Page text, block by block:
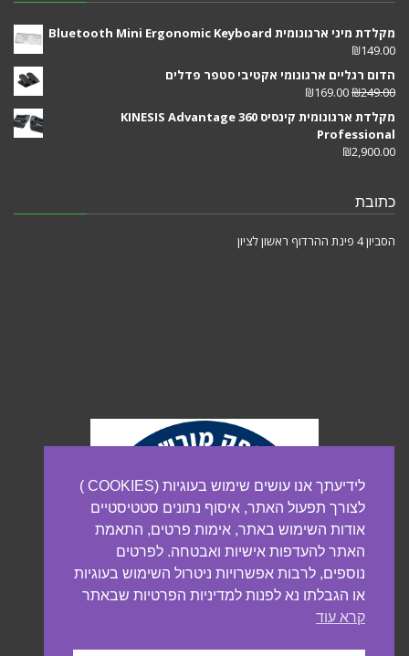
מקלדת מיני ארגונומית Bluetooth Mini Ergonomic Keyboard
₪149.00
הדום רגליים ארגונומי אקטיבי סטפר פדלים
₪249.00
₪169.00
מקלדת ארגונומית קינסיס KINESIS Advantage 360
Professional
₪2,900.00
כתובת
הסביון 4 פינת ההרדוף ראשון לציון
לידיעתך אנו עושים שימוש בעוגיות (COOKIES )
לצורך תפעול האתר, איסוף נתונים סטטיסטיים
אודות השימוש באתר, אימות פרטים, התאמת
האתר להעדפות אישיות ואבטחה. לפרטים
נוספים, לרבות אפשרויות ניטרול השימוש בעוגיות
או הגבלתו נא לפנות למדיניות הפרטיות שבאתר
קרא עוד